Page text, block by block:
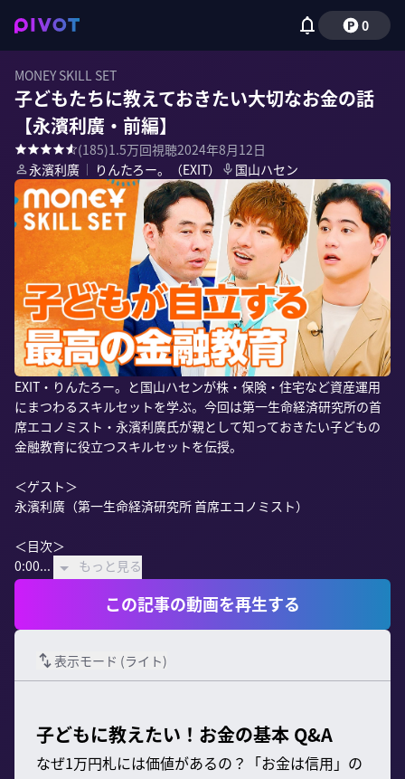
0
MONEY SKILL SET
子どもたちに教えておきたい大切なお金の話
【永濱利廣・前編】
(185)1.5万回視聴2024年8月12日
永濱利廣 ｜ りんたろー。（EXIT） 国山ハセン
EXIT・りんたろー。と国山ハセンが株・保険・住宅など資産運用
にまつわるスキルセットを学ぶ。今回は第一生命経済研究所の首
席エコノミスト・永濱利廣氏が親として知っておきたい子どもの
金融教育に役立つスキルセットを伝授。
＜ゲスト＞
永濱利廣（第一生命経済研究所 首席エコノミスト）
＜目次＞
0:00...
もっと見る
この記事の動画を再生する
表示モード (ライト)
子どもに教えたい！お金の基本 Q&A
なぜ1万円札には価値があるの？「お金は信用」の